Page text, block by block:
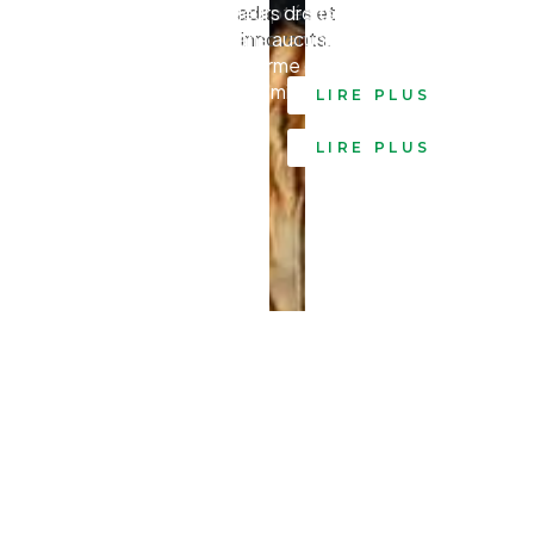
adaptés et
innovants.
LIRE PLUS
leurs droits
sans aucunes
forme de
discrimitation.
LIRE PLUS